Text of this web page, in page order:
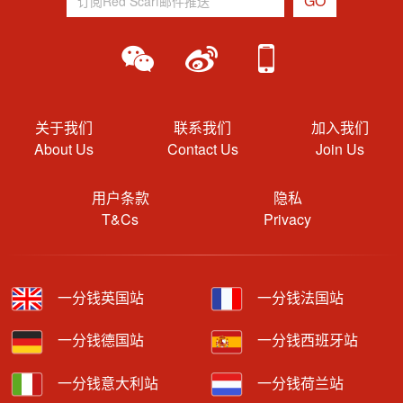
关于我们
About Us
联系我们
Contact Us
加入我们
Join Us
用户条款
T&Cs
隐私
Privacy
一分钱英国站 一分钱法国站
一分钱德国站 一分钱西班牙站
一分钱意大利站 一分钱荷兰站